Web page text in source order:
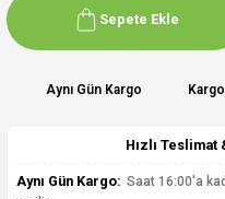
Sepete Ekle
Aynı Gün Kargo
Hızlı
Aynı Gün Kargo: Saat 16:00'a